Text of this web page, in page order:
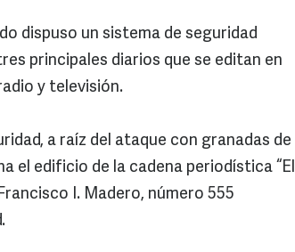
dispuso un sistema de seguridad
principales diarios que se editan en
y televisión.
a raíz del ataque con granadas de
el edificio de la cadena periodística “El
I. Madero, número 555